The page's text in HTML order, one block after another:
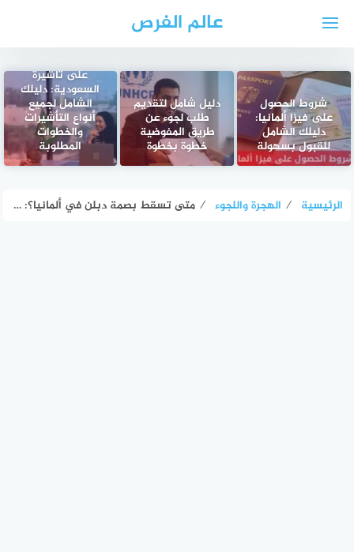
عالم الفرص
شروط الحصول
على فيزا ألمانيا:
دليلك الشامل
للقبول بسهولة
دليل شامل لتقديم
طلب لجوء عن
طريق المفوضية
خطوة بخطوة
على تاشيرة
السعودية: دليلك
الشامل لجميع
أنواع التأشيرات
والخطوات
المطلوبة
الرئيسية ⁄ الهجرة واللجوء ⁄ متى تسقط بصمة دبلن في ألمانيا؟: تعرف على المدة والاستثناءات القانونية